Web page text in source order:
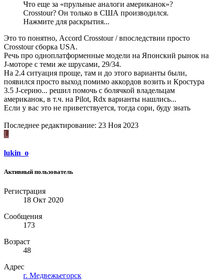
Что еще за «прульные аналоги американок»?
Crosstour? Он только в США производился.
Нажмите для раскрытия...
Это то понятно, Accord Crosstour / впоследствии просто
Crosstour сборка USA.
Речь про одноплатформенные модели на Японский рынок на
J-моторе с теми же шрусами, 29/34.
На 2.4 ситуация проще, там и до этого варианты были,
появился просто выход помимо аккордов возить и Кростура
3.5 J-серию... решил помочь с болячкой владельцам
американок, в т.ч. на Pilot, Rdx варианты нашлись...
Если у вас это не приветствуется, тогда сори, буду знать
Последнее редактирование: 23 Ноя 2023
L
lukin_o
Активный пользователь
Регистрация
18 Окт 2020
Сообщения
173
Возраст
48
Адрес
г. Медвежьегорск